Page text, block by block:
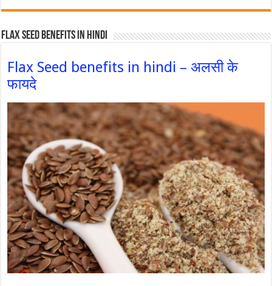
Flax Seed Benefits in hindi
Flax Seed benefits in hindi – अलसी के
फायदे